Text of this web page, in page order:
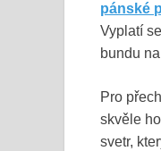
pánské
Vyplatí
bundu
Pro
skvěle
svetr,